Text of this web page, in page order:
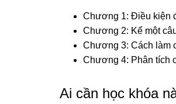
Chương 1: Điều kiện
Chương 2: Kể một
Chương 3: Cách làm
Chương 4: Phân tích
Ai cần học khóa